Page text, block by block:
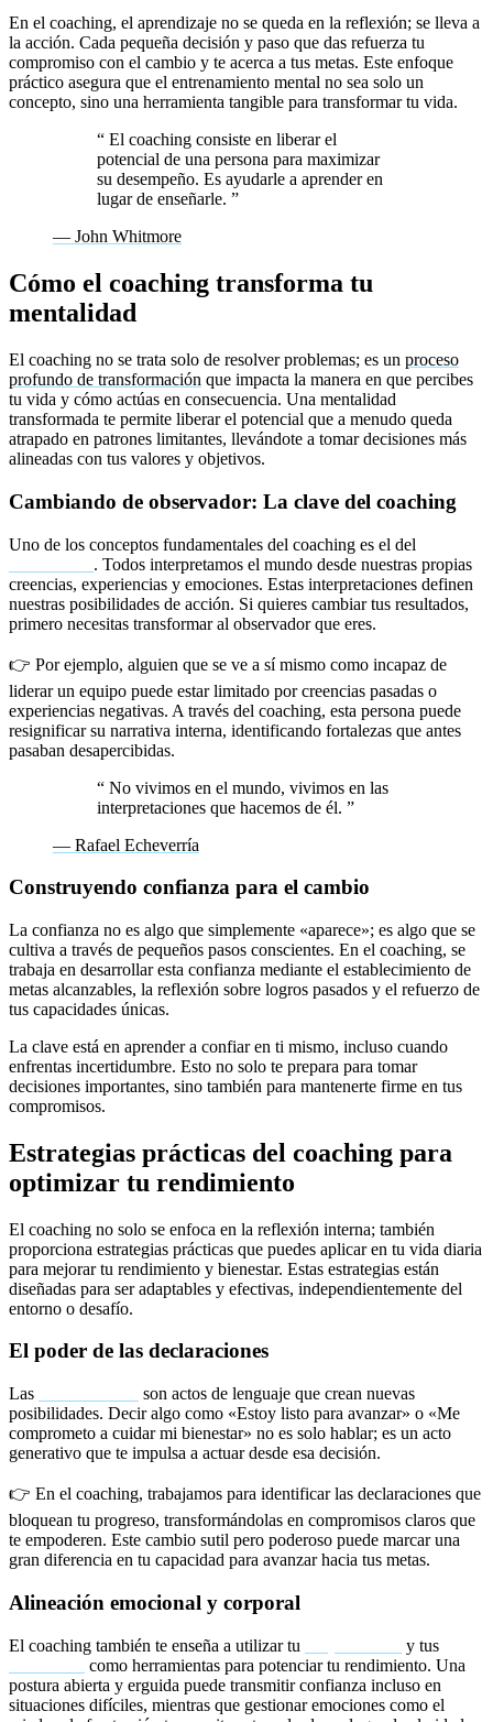
En el coaching, el aprendizaje no se queda en la reflexión; se lleva a
la acción. Cada pequeña decisión y paso que das refuerza tu
compromiso con el cambio y te acerca a tus metas. Este enfoque
práctico asegura que el entrenamiento mental no sea solo un
concepto, sino una herramienta tangible para transformar tu vida.
“ El coaching consiste en liberar el
potencial de una persona para maximizar
su desempeño. Es ayudarle a aprender en
lugar de enseñarle. ”
— John Whitmore
Cómo el coaching transforma tu
mentalidad
El coaching no se trata solo de resolver problemas; es un proceso
profundo de transformación que impacta la manera en que percibes
tu vida y cómo actúas en consecuencia. Una mentalidad
transformada te permite liberar el potencial que a menudo queda
atrapado en patrones limitantes, llevándote a tomar decisiones más
alineadas con tus valores y objetivos.
Cambiando de observador: La clave del coaching
Uno de los conceptos fundamentales del coaching es el del
. Todos interpretamos el mundo desde nuestras propias
creencias, experiencias y emociones. Estas interpretaciones definen
nuestras posibilidades de acción. Si quieres cambiar tus resultados,
primero necesitas transformar al observador que eres.
👉 Por ejemplo, alguien que se ve a sí mismo como incapaz de
liderar un equipo puede estar limitado por creencias pasadas o
experiencias negativas. A través del coaching, esta persona puede
resignificar su narrativa interna, identificando fortalezas que antes
pasaban desapercibidas.
“ No vivimos en el mundo, vivimos en las
interpretaciones que hacemos de él. ”
— Rafael Echeverría
Construyendo confianza para el cambio
La confianza no es algo que simplemente «aparece»; es algo que se
cultiva a través de pequeños pasos conscientes. En el coaching, se
trabaja en desarrollar esta confianza mediante el establecimiento de
metas alcanzables, la reflexión sobre logros pasados y el refuerzo de
tus capacidades únicas.
La clave está en aprender a confiar en ti mismo, incluso cuando
enfrentas incertidumbre. Esto no solo te prepara para tomar
decisiones importantes, sino también para mantenerte firme en tus
compromisos.
Estrategias prácticas del coaching para
optimizar tu rendimiento
El coaching no solo se enfoca en la reflexión interna; también
proporciona estrategias prácticas que puedes aplicar en tu vida diaria
para mejorar tu rendimiento y bienestar. Estas estrategias están
diseñadas para ser adaptables y efectivas, independientemente del
entorno o desafío.
El poder de las declaraciones
Las
son actos de lenguaje que crean nuevas
posibilidades. Decir algo como «Estoy listo para avanzar» o «Me
comprometo a cuidar mi bienestar» no es solo hablar; es un acto
generativo que te impulsa a actuar desde esa decisión.
👉 En el coaching, trabajamos para identificar las declaraciones que
bloquean tu progreso, transformándolas en compromisos claros que
te empoderen. Este cambio sutil pero poderoso puede marcar una
gran diferencia en tu capacidad para avanzar hacia tus metas.
Alineación emocional y corporal
El coaching también te enseña a utilizar tu
y tus
como herramientas para potenciar tu rendimiento. Una
postura abierta y erguida puede transmitir confianza incluso en
situaciones difíciles, mientras que gestionar emociones como el